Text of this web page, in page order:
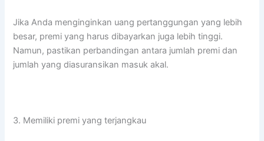
Jika Anda menginginkan uang pertanggungan yang lebih
besar, premi yang harus dibayarkan juga lebih tinggi.
Namun, pastikan perbandingan antara jumlah premi dan
jumlah yang diasuransikan masuk akal.
3. Memiliki premi yang terjangkau